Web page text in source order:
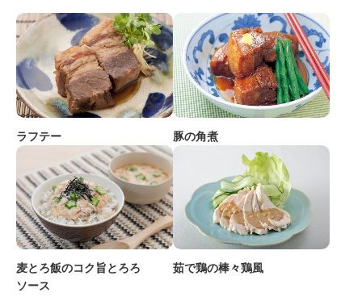
ラフテー 豚の角煮
麦とろ飯のコク旨とろろ
ソース
茹で鶏の棒々鶏風